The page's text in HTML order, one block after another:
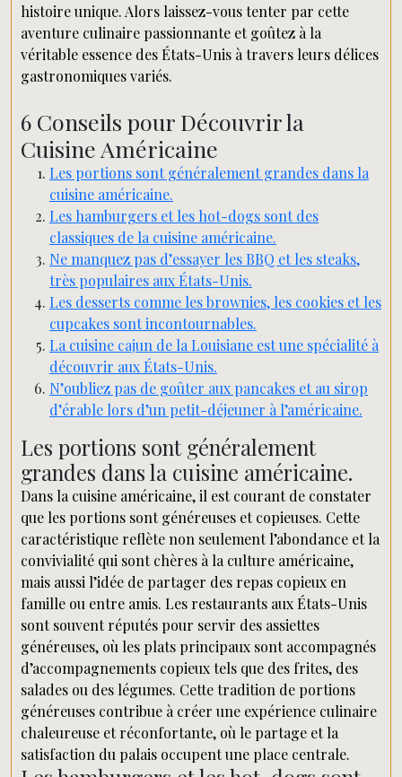
histoire unique. Alors laissez-vous tenter par cette
aventure culinaire passionnante et goûtez à la
véritable essence des États-Unis à travers leurs délices
gastronomiques variés.
6 Conseils pour Découvrir la
Cuisine Américaine
Les portions sont généralement grandes dans la
cuisine américaine.
Les hamburgers et les hot-dogs sont des
classiques de la cuisine américaine.
Ne manquez pas d’essayer les BBQ et les steaks,
très populaires aux États-Unis.
Les desserts comme les brownies, les cookies et les
cupcakes sont incontournables.
La cuisine cajun de la Louisiane est une spécialité à
découvrir aux États-Unis.
N’oubliez pas de goûter aux pancakes et au sirop
d’érable lors d’un petit-déjeuner à l’américaine.
Les portions sont généralement
grandes dans la cuisine américaine.
Dans la cuisine américaine, il est courant de constater
que les portions sont généreuses et copieuses. Cette
caractéristique reflète non seulement l’abondance et la
convivialité qui sont chères à la culture américaine,
mais aussi l’idée de partager des repas copieux en
famille ou entre amis. Les restaurants aux États-Unis
sont souvent réputés pour servir des assiettes
généreuses, où les plats principaux sont accompagnés
d’accompagnements copieux tels que des frites, des
salades ou des légumes. Cette tradition de portions
généreuses contribue à créer une expérience culinaire
chaleureuse et réconfortante, où le partage et la
satisfaction du palais occupent une place centrale.